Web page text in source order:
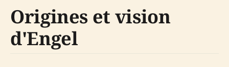
Origines et vision
d'Engel